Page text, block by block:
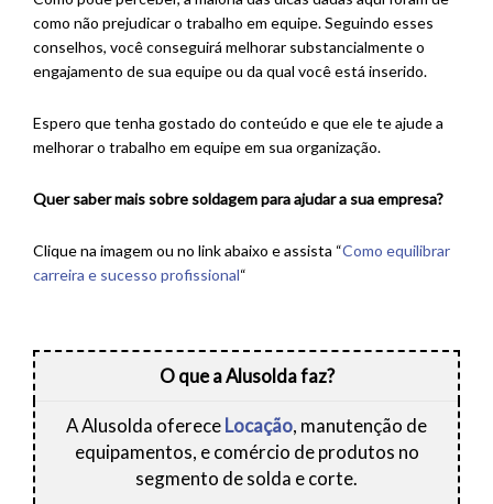
como não prejudicar o trabalho em equipe. Seguindo esses
conselhos, você conseguirá melhorar substancialmente o
engajamento de sua equipe ou da qual você está inserido.
Espero que tenha gostado do conteúdo e que ele te ajude a
melhorar o trabalho em equipe em sua organização.
Quer saber mais sobre soldagem para ajudar a sua empresa?
Clique na imagem ou no link abaixo e assista “Como equilibrar
carreira e sucesso profissional“
O que a Alusolda faz?
A Alusolda ofereceLocação, manutenção de
equipamentos, e comércio de produtos no
segmento de solda e corte.